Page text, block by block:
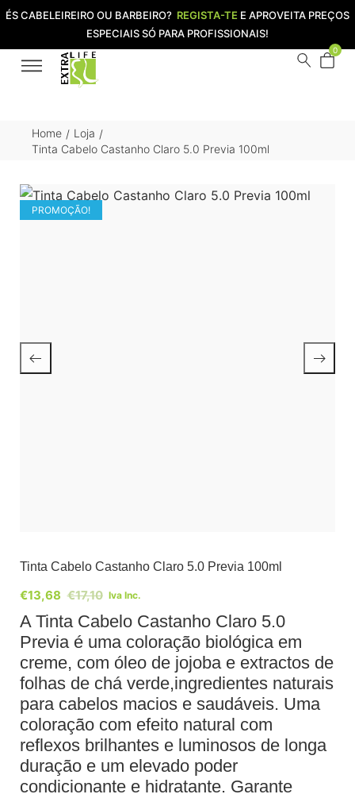
ÉS CABELEIREIRO OU BARBEIRO? REGISTA-TE E APROVEITA PREÇOS
ESPECIAIS SÓ PARA PROFISSIONAIS!
0
Home / Loja /
Tinta Cabelo Castanho Claro 5.0 Previa 100ml
PROMOÇÃO!
Tinta Cabelo Castanho Claro 5.0 Previa 100ml
€17,10
€13,68 Iva Inc.
A Tinta Cabelo Castanho Claro 5.0
Previa é uma coloração biológica em
creme, com óleo de jojoba e extractos de
folhas de chá verde,ingredientes naturais
para cabelos macios e saudáveis. Uma
coloração com efeito natural com
reflexos brilhantes e luminosos de longa
duração e um elevado poder
condicionante e hidratante. Garante